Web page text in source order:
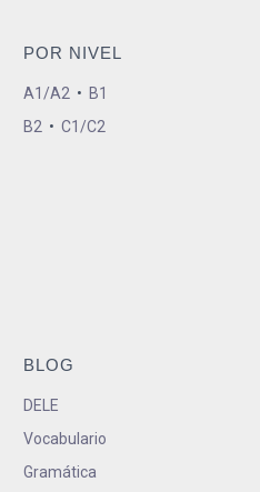
POR NIVEL
A1/A2 • B1
B2 • C1/C2
BLOG
DELE
Vocabulario
Gramática